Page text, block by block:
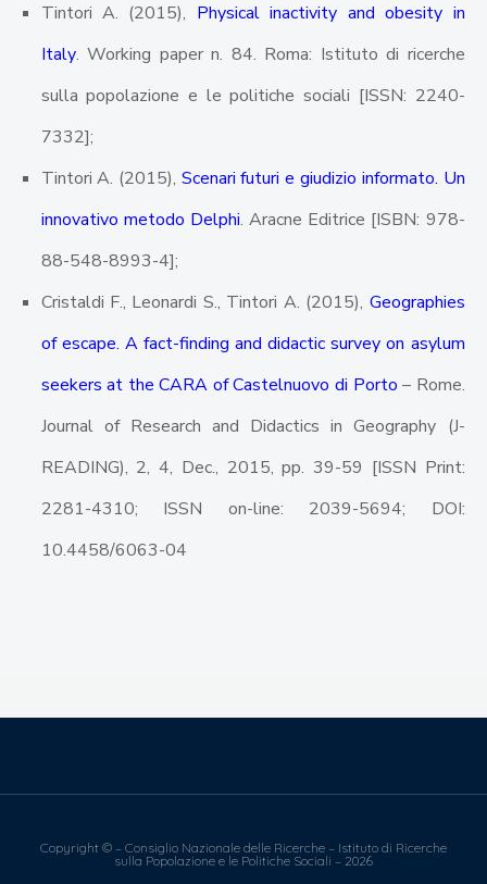
Tintori A. (2015), Physical inactivity and obesity in
Italy. Working paper n. 84. Roma: Istituto di ricerche
sulla popolazione e le politiche sociali [ISSN: 2240-
7332];
Tintori A. (2015), Scenari futuri e giudizio informato. Un
innovativo metodo Delphi. Aracne Editrice [ISBN: 978-
88-548-8993-4];
Cristaldi F., Leonardi S., Tintori A. (2015), Geographies
of escape. A fact-finding and didactic survey on asylum
seekers at the CARA of Castelnuovo di Porto – Rome.
Journal of Research and Didactics in Geography (J-
READING), 2, 4, Dec., 2015, pp. 39-59 [ISSN Print:
2281-4310; ISSN on-line: 2039-5694; DOI:
10.4458/6063-04
Copyright © – Consiglio Nazionale delle Ricerche – Istituto di Ricerche
sulla Popolazione e le Politiche Sociali – 2026